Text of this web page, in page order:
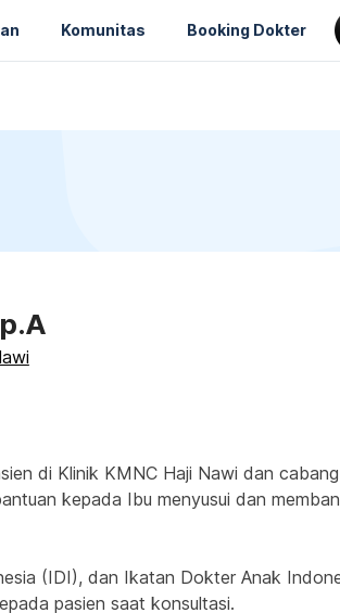
Komunitas Booking Dokter
di Klinik KMNC Haji Nawi dan
kepada Ibu menyusui dan
(IDI), dan Ikatan Dokter Anak
pasien saat konsultasi.